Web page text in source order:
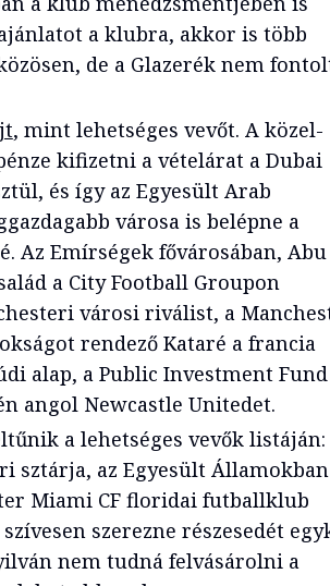
a klubra, akkor is több
de a Glazerék nem
, mint lehetséges vevőt. A közel-
kifizetni a vételárat a Dubai
és így az Egyesült Arab
városa is belépne a
Az Emírségek fővárosában, Abu
a City Football Groupon
városi riválist, a
rendező Kataré a francia
alap, a Public Investment Fund
angol Newcastle Unitedet.
a lehetséges vevők listáján:
sztárja, az Egyesült
Miami CF floridai futballklub
szívesen szerezne részesedét
nem tudná felvásárolni a